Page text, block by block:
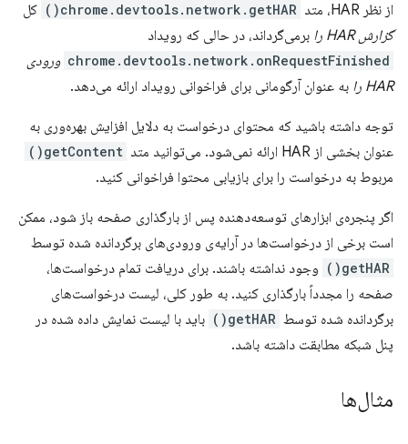
از نظر HAR، متد chrome.devtools.network.getHAR()
کل
گزارش HAR را
برمی‌گرداند، در حالی که رویداد
chrome.devtools.network.onRequestFinished ورودی
HAR را
به عنوان آرگومانی برای فراخوانی رویداد ارائه می‌دهد.
توجه داشته باشید که محتوای درخواست به دلایل افزایش بهره‌وری به
عنوان بخشی از HAR ارائه نمی‌شود. می‌توانید متد
getContent()
مربوط به درخواست را برای بازیابی محتوا فراخوانی کنید.
اگر پنجره‌ی ابزارهای توسعه‌دهنده پس از بارگذاری صفحه باز شود، ممکن
است برخی از درخواست‌ها در آرایه‌ی ورودی‌های برگردانده شده توسط
getHAR()
وجود نداشته باشند. برای دریافت تمام درخواست‌ها،
صفحه را مجدداً بارگذاری کنید. به طور کلی، لیست درخواست‌های
برگردانده شده توسط getHAR()
باید با لیست نمایش داده شده در
پنل شبکه مطابقت داشته باشد.
مثال‌ها